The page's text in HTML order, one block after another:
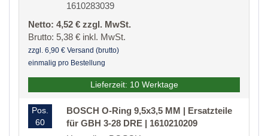
1610283039
Netto: 4,52 € zzgl. MwSt.
Brutto: 5,38 € inkl. MwSt.
zzgl. 6,90 € Versand (brutto)
einmalig pro Bestellung
Lieferzeit: 10 Werktage
Pos.
60
BOSCH O-Ring 9,5x3,5 MM | Ersatzteile
für GBH 3-28 DRE | 1610210209